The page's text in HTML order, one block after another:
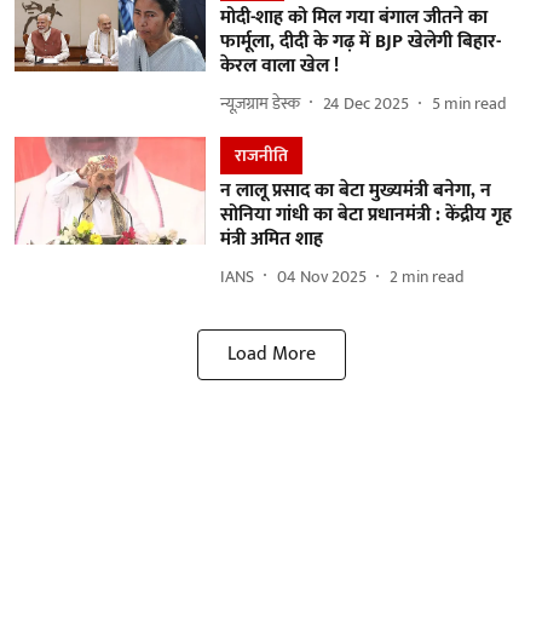
मोदी-शाह को मिल गया बंगाल जीतने का
फार्मूला, दीदी के गढ़ में BJP खेलेगी बिहार-
केरल वाला खेल !
न्यूज़ग्राम डेस्क 24 Dec 2025 5min read
राजनीति
न लालू प्रसाद का बेटा मुख्यमंत्री बनेगा, न
सोनिया गांधी का बेटा प्रधानमंत्री : केंद्रीय गृह
मंत्री अमित शाह
IANS 04 Nov 2025 2min read
Load More